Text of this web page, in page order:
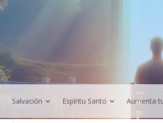
Salvación Espíritu Santo Aumenta